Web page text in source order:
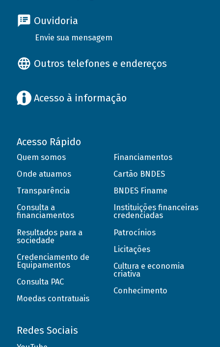
Ouvidoria
Envie sua mensagem
Outros telefones e endereços
Acesso à informação
Acesso Rápido
Quem somos
Onde atuamos
Transparência
Consulta a
financiamentos
Resultados para a
sociedade
Credenciamento de
Equipamentos
Consulta PAC
Moedas contratuais
Financiamentos
Cartão BNDES
BNDES Finame
Instituições financeiras
credenciadas
Patrocínios
Licitações
Cultura e economia
criativa
Conhecimento
Redes Sociais